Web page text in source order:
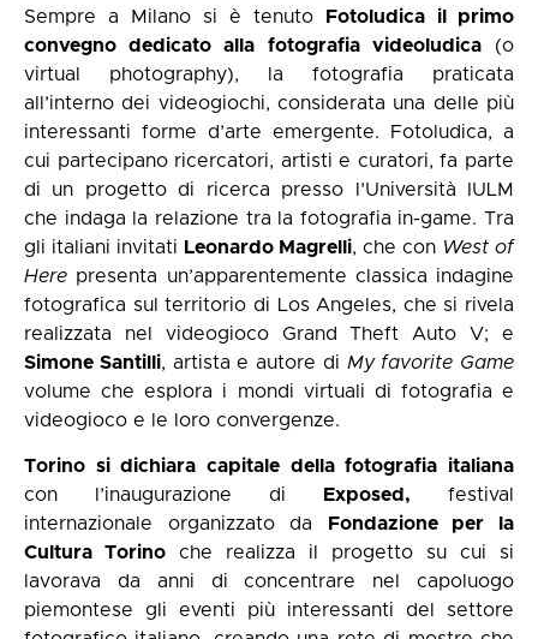
Sempre a Milano si è tenuto Fotoludica
il primo
convegno dedicato alla fotografia videoludica(o
virtual photography), la fotografia praticata
all’interno dei videogiochi, considerata una delle più
interessanti forme d’arte emergente. Fotoludica, a
cui partecipano ricercatori, artisti e curatori, fa parte
di un progetto di ricerca presso l’Università IULM
che indaga la relazione tra la fotografia in-game. Tra
gli italiani invitati Leonardo Magrelli, che con West of
Here presenta un’apparentemente classica indagine
fotografica sul territorio di Los Angeles, che si rivela
realizzata nel videogioco Grand Theft Auto V; e
Simone Santilli, artista e autore di My favorite Game
volume che esplora i mondi virtuali di fotografia e
videogioco e le loro convergenze.
Torino si dichiara capitale della fotografia italiana
con l’inaugurazione di
Exposed, festival
internazionale organizzato da
Fondazione per la
Cultura Torino che realizza il progetto su cui si
lavorava da anni di concentrare nel capoluogo
piemontese gli eventi più interessanti del settore